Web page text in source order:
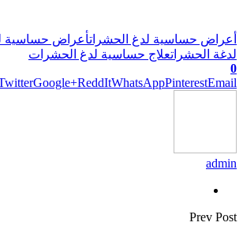
أعراض حساسية لدغ الحشراتأعراض حساسية
لدغة الحشراتعلاج حساسية لدغ الحشرات
0
Google+ReddItWhatsAppPinterestEmail
admin
Prev Post